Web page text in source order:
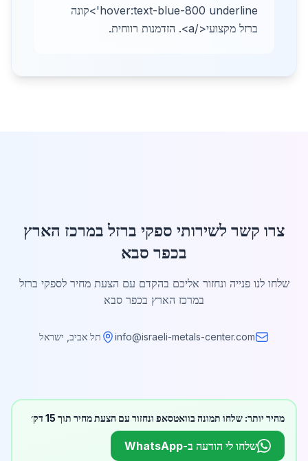
hover:text-blue-800 underline'>קונה
ברזל מקצועי</a>. הזדמנות רווחית.
צרו קשר לשירותי ספקי ברזל במרכז הארץ
בכפר סבא
שלחו לנו פנייה ונחזור אליכם בהקדם עם הצעת מחיר לספקי ברזל
במרכז הארץ בכפר סבא
info@israeli-metals-center.com תל אביב, ישראל
מהיר יותר: שלחו תמונה בוואטסאפ ונחזור עם הצעת מחיר תוך 15 דק׳
שלחו לי הודעה ב-WhatsApp